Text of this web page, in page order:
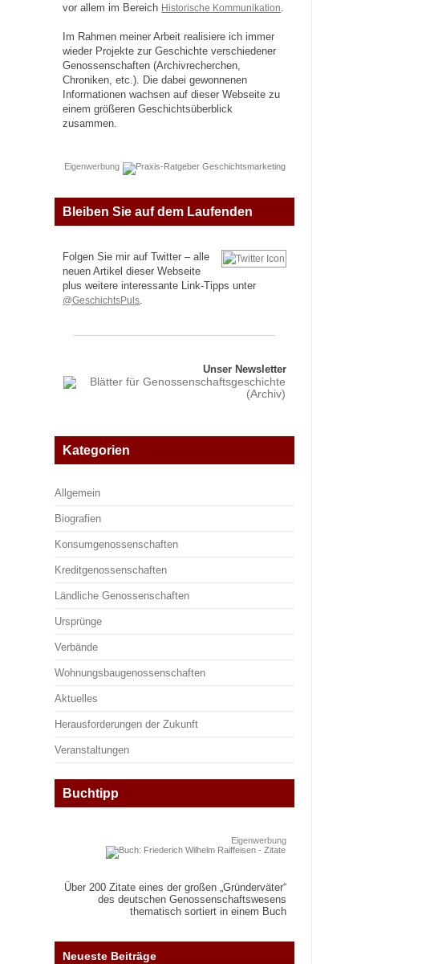
vor allem im Bereich Historische Kommunikation
Im Rahmen meiner Arbeit realisiere ich immer
wieder Projekte zur Geschichte verschiedener
Genossenschaften (Archivrecherchen,
Chroniken, etc.). Die dabei gewonnenen
Informationen wachsen auf dieser Webseite zu
einem größeren Geschichtsüberblick
zusammen.
Eigenwerbung
Bleiben Sie auf dem Laufenden
Folgen Sie mir auf Twitter – alle
neuen Artikel dieser Webseite
plus weitere interessante Link-Tipps unter
@GeschichtsPuls
Unser Newsletter
Kategorien
Allgemein
Biografien
Konsumgenossenschaften
Kreditgenossenschaften
Ländliche Genossenschaften
Ursprünge
Verbände
Wohnungsbaugenossenschaften
Aktuelles
Herausforderungen der Zukunft
Veranstaltungen
Buchtipp
Eigenwerbung
Über 200 Zitate eines der großen „Gründerväter“
des deutschen Genossenschaftswesens
thematisch sortiert in einem Buch
Neueste Beiträge